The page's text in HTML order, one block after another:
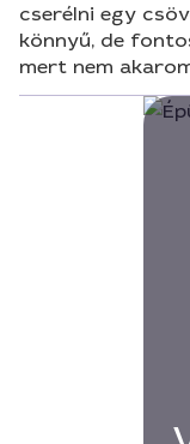
cserélni egy
könnyű, de
mert nem